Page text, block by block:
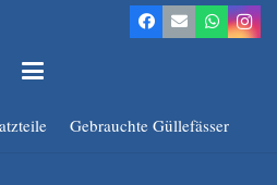
Gebrauchte Güllefässer
e.K.